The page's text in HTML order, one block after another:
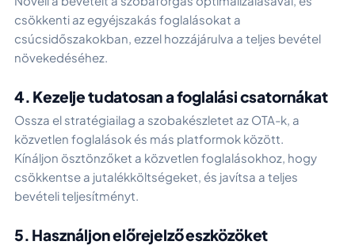
csökkenti az egyéjszakás foglalásokat a
csúcsidőszakokban, ezzel hozzájárulva a teljes bevétel
növekedéséhez.
4. Kezelje tudatosan a foglalási csatornákat
Ossza el stratégiailag a szobakészletet az OTA-k, a
közvetlen foglalások és más platformok között.
Kínáljon ösztönzőket a közvetlen foglalásokhoz, hogy
csökkentse a jutalékköltségeket, és javítsa a teljes
bevételi teljesítményt.
5. Használjon előrejelző eszközöket